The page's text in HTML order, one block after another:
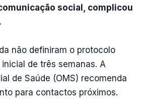
social, complicou
não definiram o protocolo
de três semanas. A
de Saúde (OMS) recomenda
para contactos próximos.